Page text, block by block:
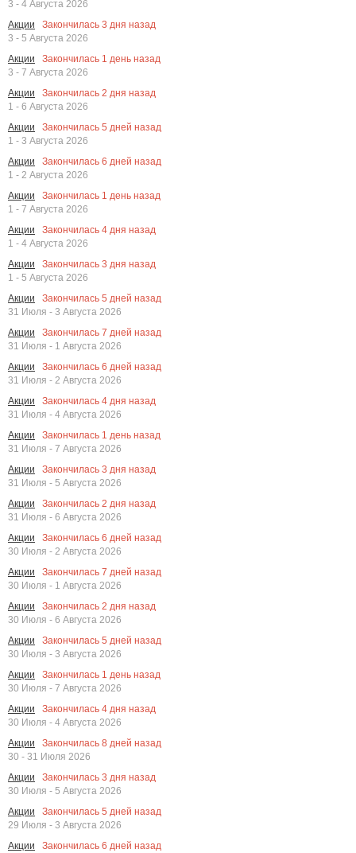
3 - 4 Августа 2026
Акции
Закончилась 3 дня назад
3 - 5 Августа 2026
Акции
Закончилась 1 день назад
3 - 7 Августа 2026
Акции
Закончилась 2 дня назад
1 - 6 Августа 2026
Акции
Закончилась 5 дней назад
1 - 3 Августа 2026
Акции
Закончилась 6 дней назад
1 - 2 Августа 2026
Акции
Закончилась 1 день назад
1 - 7 Августа 2026
Акции
Закончилась 4 дня назад
1 - 4 Августа 2026
Акции
Закончилась 3 дня назад
1 - 5 Августа 2026
Акции
Закончилась 5 дней назад
31 Июля - 3 Августа 2026
Акции
Закончилась 7 дней назад
31 Июля - 1 Августа 2026
Акции
Закончилась 6 дней назад
31 Июля - 2 Августа 2026
Акции
Закончилась 4 дня назад
31 Июля - 4 Августа 2026
Акции
Закончилась 1 день назад
31 Июля - 7 Августа 2026
Акции
Закончилась 3 дня назад
31 Июля - 5 Августа 2026
Акции
Закончилась 2 дня назад
31 Июля - 6 Августа 2026
Акции
Закончилась 6 дней назад
30 Июля - 2 Августа 2026
Акции
Закончилась 7 дней назад
30 Июля - 1 Августа 2026
Акции
Закончилась 2 дня назад
30 Июля - 6 Августа 2026
Акции
Закончилась 5 дней назад
30 Июля - 3 Августа 2026
Акции
Закончилась 1 день назад
30 Июля - 7 Августа 2026
Акции
Закончилась 4 дня назад
30 Июля - 4 Августа 2026
Акции
Закончилась 8 дней назад
30 - 31 Июля 2026
Акции
Закончилась 3 дня назад
30 Июля - 5 Августа 2026
Акции
Закончилась 5 дней назад
29 Июля - 3 Августа 2026
Акции
Закончилась 6 дней назад